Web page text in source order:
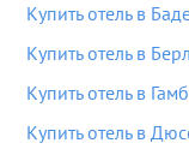
Купить отель в
Купить отель в
Купить отель в
Купить отель в